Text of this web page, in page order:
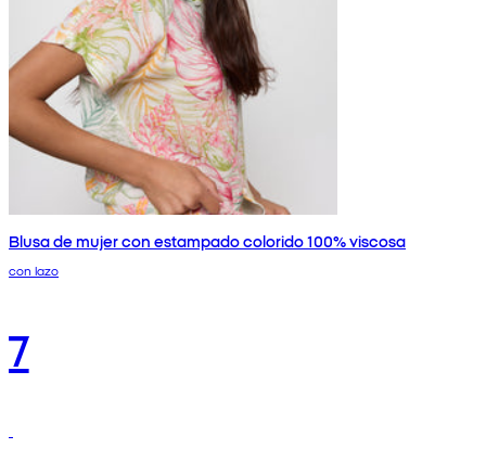
Blusa de mujer con estampado colorido 100% viscosa
con lazo
7